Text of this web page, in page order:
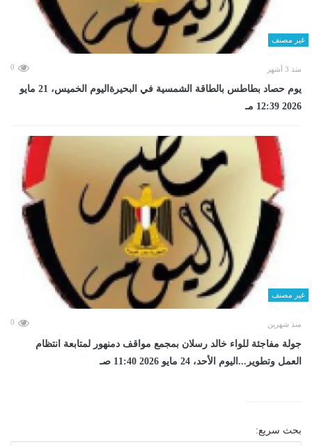
غير مصنف
منذ 3 أشهر 0
يوم حصاد بطاطس بالطاقة الشمسية في البحيرةاليوم الخميس، 21 مايو
2026 12:39 مـ
غير مصنف
منذ شهرين 0
جولة مفاجئة للواء خالد رسلان بمجمع مواقف دمنهور لمتابعة انتظام
العمل وتطوير...اليوم الأحد، 24 مايو 2026 11:40 صـ
بحث سريع: